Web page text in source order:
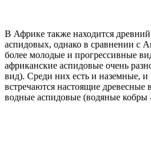
В Африке также находится
аспидовых, однако в сравнении с
более молодые и прогрессивные
африканские аспидовые очень
вид). Среди них есть и наземные, и
встречаются настоящие
водные аспидовые (водяные кобры